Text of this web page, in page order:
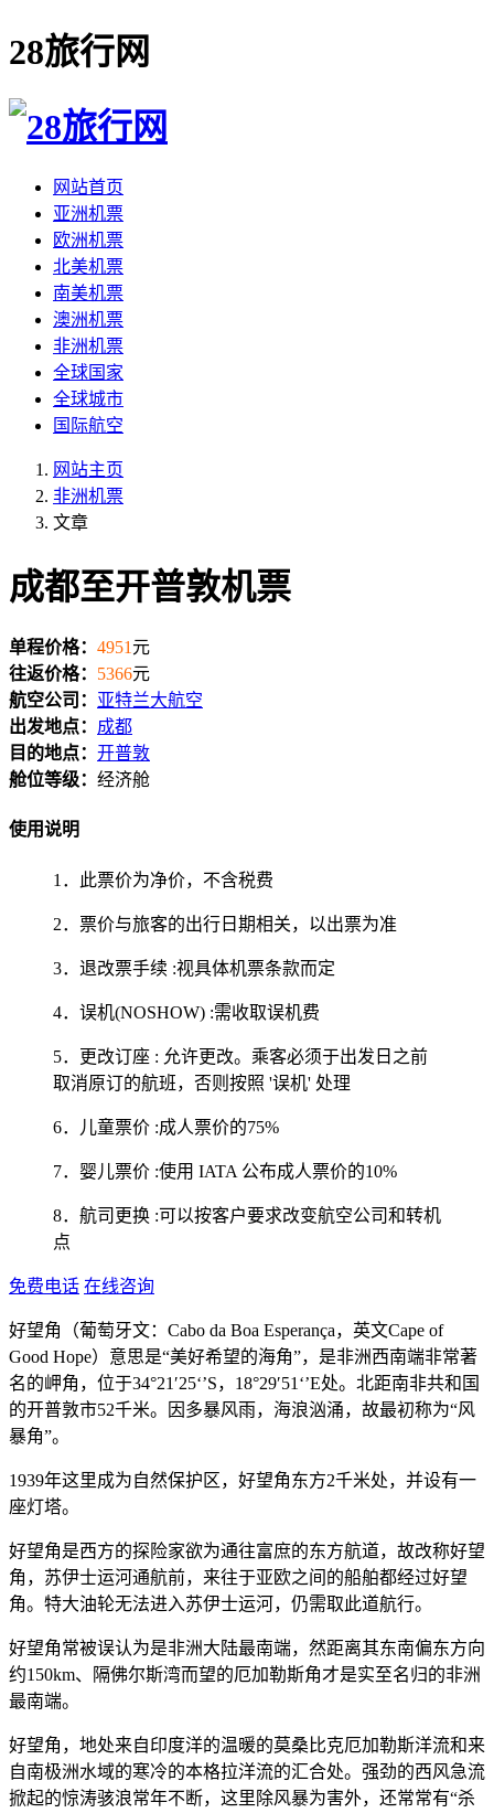
28旅行网
网站首页
亚洲机票
欧洲机票
北美机票
南美机票
澳洲机票
非洲机票
全球国家
全球城市
国际航空
网站主页
非洲机票
文章
成都至开普敦机票
单程价格： 4951 元
往返价格： 5366元
航空公司： 亚特兰大航空
出发地点： 成都
目的地点： 开普敦
舱位等级： 经济舱
使用说明
1．此票价为净价，不含税费
2．票价与旅客的出行日期相关，以出票为准
3．退改票手续 :视具体机票条款而定
4．误机(NOSHOW) :需收取误机费
5．更改订座 : 允许更改。乘客必须于出发日之前
取消原订的航班，否则按照 '误机' 处理
6．儿童票价 :成人票价的75%
7．婴儿票价 :使用 IATA 公布成人票价的10%
8．航司更换 :可以按客户要求改变航空公司和转机
点
免费电话 在线咨询
好望角（葡萄牙文：Cabo da Boa Esperança，英文Cape of
Good Hope）意思是“美好希望的海角”，是非洲西南端非常著
名的岬角，位于34°21′25‘’S，18°29′51‘’E处。北距南非共和国
的开普敦市52千米。因多暴风雨，海浪汹涌，故最初称为“风
暴角”。
1939年这里成为自然保护区，好望角东方2千米处，并设有一
座灯塔。
好望角是西方的探险家欲为通往富庶的东方航道，故改称好望
角，苏伊士运河通航前，来往于亚欧之间的船舶都经过好望
角。特大油轮无法进入苏伊士运河，仍需取此道航行。
好望角常被误认为是非洲大陆最南端，然距离其东南偏东方向
约150km、隔佛尔斯湾而望的厄加勒斯角才是实至名归的非洲
最南端。
好望角，地处来自印度洋的温暖的莫桑比克厄加勒斯洋流和来
自南极洲水域的寒冷的本格拉洋流的汇合处。强劲的西风急流
掀起的惊涛骇浪常年不断，这里除风暴为害外，还常常有“杀